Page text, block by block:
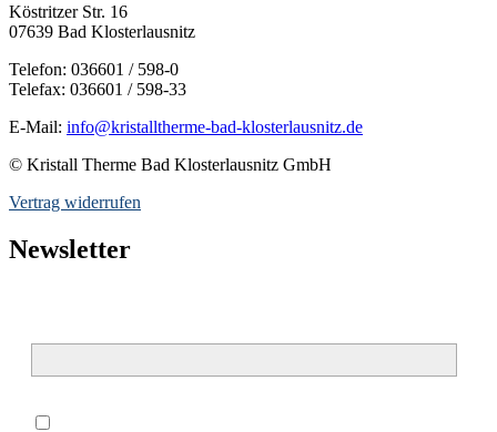
Köstritzer Str. 16
07639 Bad Klosterlausnitz
Telefon: 036601 / 598-0
Telefax: 036601 / 598-33
E-Mail: info@kristalltherme-bad-klosterlausnitz.de
© Kristall Therme Bad Klosterlausnitz GmbH
Vertrag widerrufen
Newsletter